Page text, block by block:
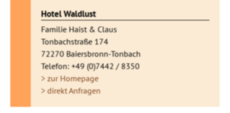
Hotel Waldlust
Familie Haist & Claus
Tonbachstraße 174
72270 Baiersbronn-Tonbach
Telefon: +49 (0)7442 / 8350
> zur Homepage
> direkt Anfragen